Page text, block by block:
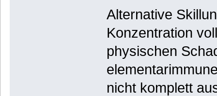
Alternative
Konzentration
physischen
nicht komplett